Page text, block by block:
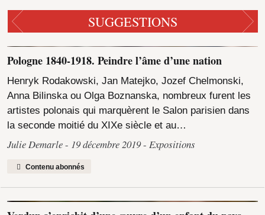
SUGGESTIONS
Pologne 1840-1918. Peindre l’âme d’une nation
Henryk Rodakowski, Jan Matejko, Jozef Chelmonski,
Anna Bilinska ou Olga Boznanska, nombreux furent les
artistes polonais qui marquèrent le Salon parisien dans
la seconde moitié du XIXe siècle et au…
Julie Demarle 19 décembre 2019 Expositions
Contenu abonnés